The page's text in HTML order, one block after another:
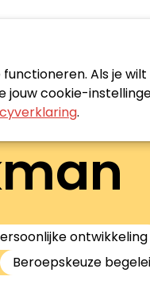
Als je wilt
jouw cookie-
.
Nieuws Agenda
ontwikkeling
Beroepskeuze